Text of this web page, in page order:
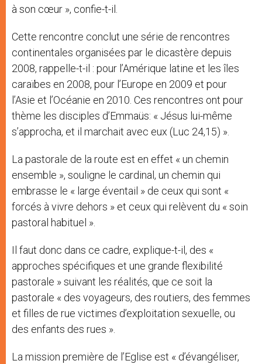
à son cœur », confie-t-il.
Cette rencontre conclut une série de rencontres
continentales organisées par le dicastère depuis
2008, rappelle-t-il : pour l’Amérique latine et les îles
caraïbes en 2008, pour l’Europe en 2009 et pour
l’Asie et l’Océanie en 2010. Ces rencontres ont pour
thème les disciples d’Emmaüs: « Jésus lui-même
s’approcha, et il marchait avec eux (Luc 24,15) ».
La pastorale de la route est en effet « un chemin
ensemble », souligne le cardinal, un chemin qui
embrasse le « large éventail » de ceux qui sont «
forcés à vivre dehors » et ceux qui relèvent du « soin
pastoral habituel ».
Il faut donc dans ce cadre, explique-t-il, des «
approches spécifiques et une grande flexibilité
pastorale » suivant les réalités, que ce soit la
pastorale « des voyageurs, des routiers, des femmes
et filles de rue victimes d’exploitation sexuelle, ou
des enfants des rues ».
La mission première de l’Eglise est « d’évangéliser,